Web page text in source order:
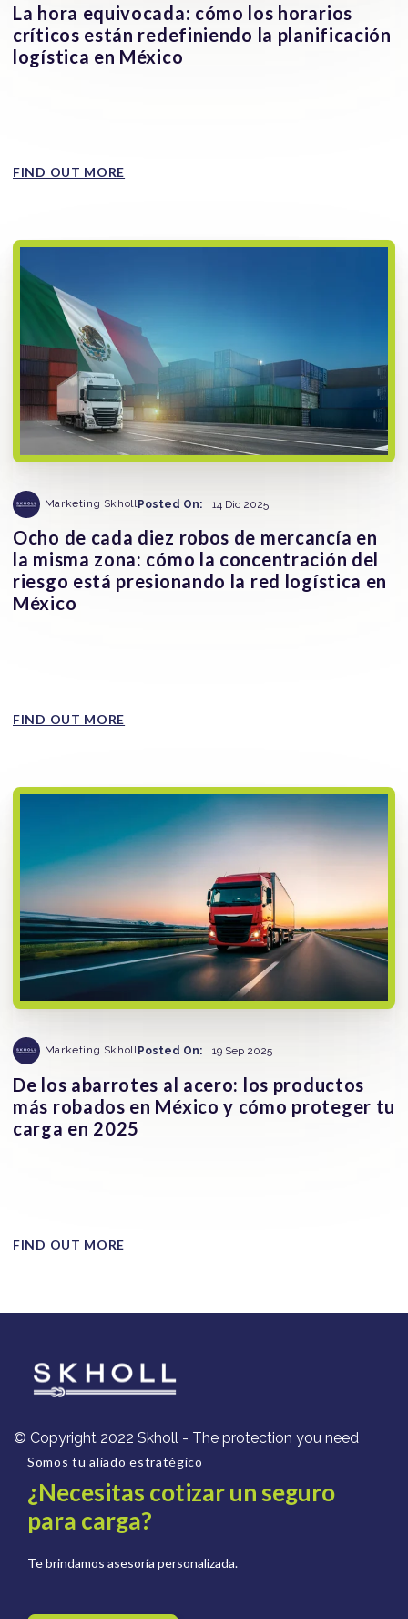
La hora equivocada: cómo los horarios
críticos están redefiniendo la planificación
logística en México
FIND OUT MORE
Marketing SkhollPosted On: 14 Dic 2025
Ocho de cada diez robos de mercancía en
la misma zona: cómo la concentración del
riesgo está presionando la red logística en
México
FIND OUT MORE
Marketing SkhollPosted On: 19 Sep 2025
De los abarrotes al acero: los productos
más robados en México y cómo proteger tu
carga en 2025
FIND OUT MORE
© Copyright 2022 Skholl - The protection you need
Somos tu aliado estratégico
¿Necesitas cotizar un seguro
para carga?
Te brindamos asesoría personalizada.